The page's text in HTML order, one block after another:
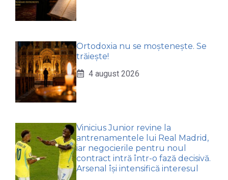
Ortodoxia nu se moștenește. Se
trăiește!
4 august 2026
Vinicius Junior revine la
antrenamentele lui Real Madrid,
iar negocierile pentru noul
contract intră într-o fază decisivă.
Arsenal își intensifică interesul